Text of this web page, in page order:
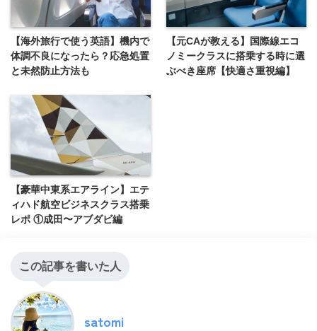
【海外旅行で使う英語】機内で
体調不良になったら？応急処置
と未然防止方法も
【元CAが教える】国際線エコ
ノミークラスに搭乗する時に選
ぶべき座席【快適さ重視編】
【豪華中東系エアライン】エテ
ィハド航空ビジネスクラス搭乗
レポ ①成田〜アブダビ編
この記事を書いた人
satomi